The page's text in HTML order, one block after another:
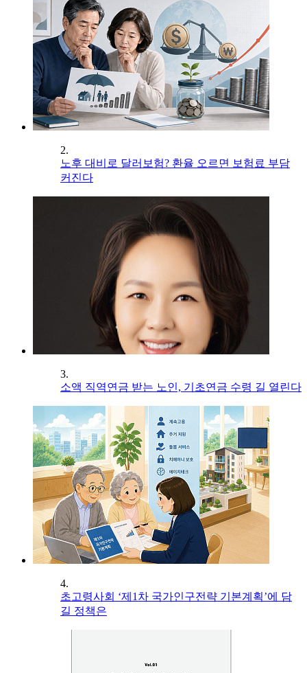
2.
노후 대비로 달러보험? 환율 오르면 보험료 부담
커진다
3.
소액 직역연금 받는 노인, 기초연금 수령 길 열린다
4.
초고령사회 ‘제1차 국가인구전략 기본계획’에 담
길 정책은